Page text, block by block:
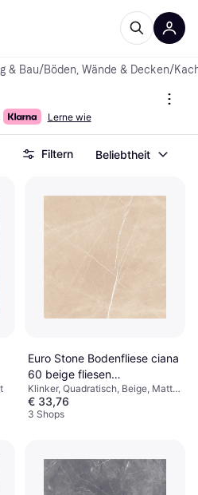
& Bau/Böden, Wände & Decken/
Lerne wie
Filtern Beliebtheit
Euro Stone Bodenfliese ciana
60 beige fliesen
feinsteinzeug fliese siehe
Beschreibung 60x60cm
Klinker, Quadratisch, Beige, Matt,
Breite: 60cm, Länge: 60cm
€ 33,76
3 Shops